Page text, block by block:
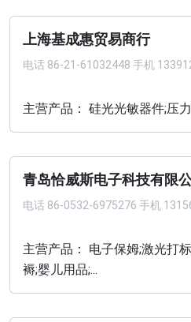
上海基成惠贸易商行
电话 86-21-61032448 手机
主营产品： 硅光光敏器件;压
青岛恰威斯电子科技有限
电话 86-0532-6975276 手机
主营产品： 电子保姆;激光打
褥;婴儿用品;...